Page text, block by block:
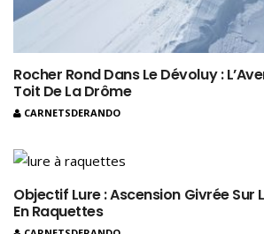
Rocher Rond Dans Le Dévoluy :
Toit De La Drôme
CARNETSDERANDO
Objectif Lure : Ascension Givrée Sur
En Raquettes